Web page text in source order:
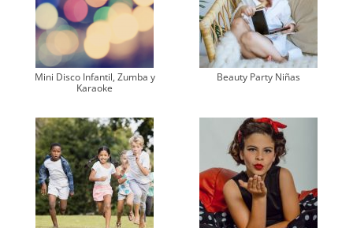
Mini Disco Infantil, Zumba y
Karaoke
Beauty Party Niñas